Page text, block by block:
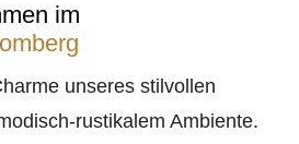
im
unseres stilvollen
rustikalem Ambiente.